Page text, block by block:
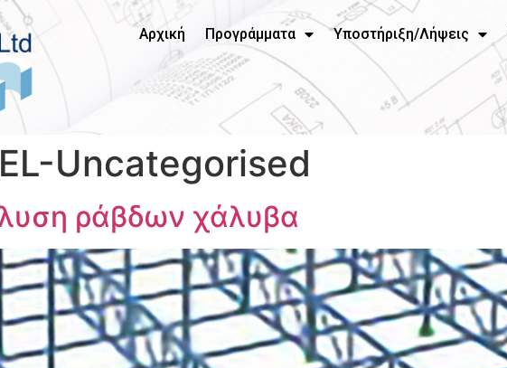
Αρχική Προγράμματα Υποστήριξη/Λήψεις
EL-Uncategorised
ράβδων χάλυβα